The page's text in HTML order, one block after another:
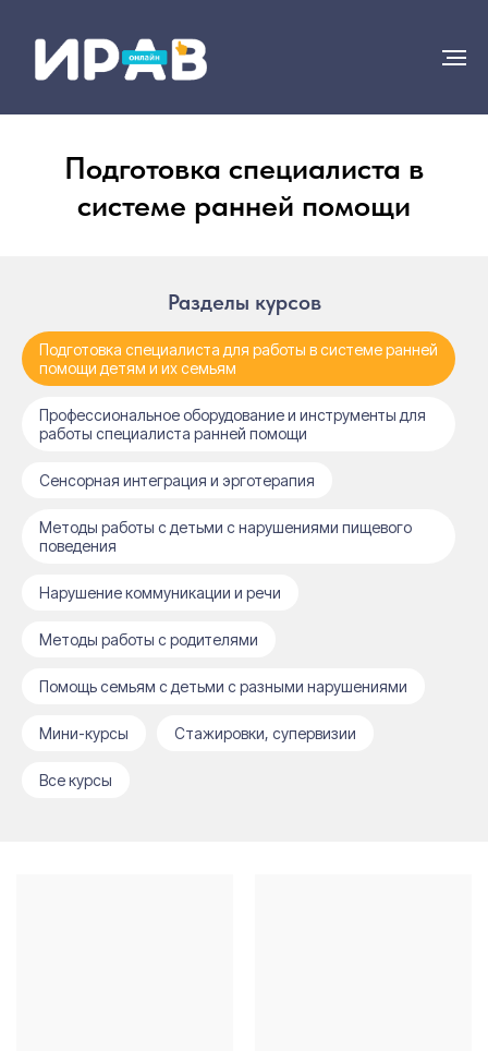
Подготовка специалиста в
системе ранней помощи
Разделы курсов
Подготовка специалиста для работы в системе ранней
помощи детям и их семьям
Профессиональное оборудование и инструменты для
работы специалиста ранней помощи
Сенсорная интеграция и эрготерапия
Методы работы с детьми с нарушениями пищевого
поведения
Нарушение коммуникации и речи
Методы работы с родителями
Помощь семьям с детьми с разными нарушениями
Мини-курсы Cтажировки, супервизии
Все курсы